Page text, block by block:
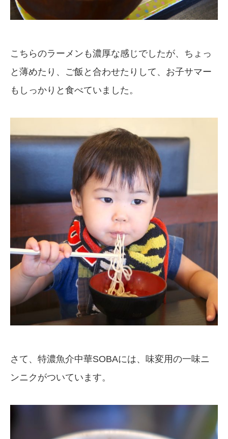
こちらのラーメンも濃厚な感じでしたが、ちょっ
と薄めたり、ご飯と合わせたりして、お子サマー
もしっかりと食べていました。
さて、特濃魚介中華SOBAには、味変用の一味ニ
ンニクがついています。